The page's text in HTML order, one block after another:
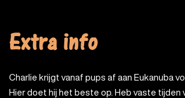
Extra info
Charlie krijgt vanaf pups af aan Eukanuba voer
Hier doet hij het beste op. Heb vaste tijden